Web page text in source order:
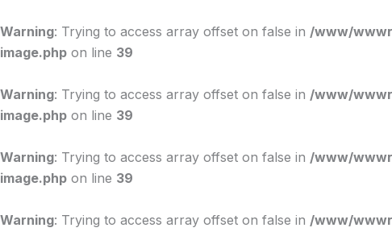
Warning: Trying to access array offset on false in /www/
image.php on line 39
Warning: Trying to access array offset on false in /www/
image.php on line 39
Warning: Trying to access array offset on false in /www/
image.php on line 39
Warning: Trying to access array offset on false in /www/
para
o